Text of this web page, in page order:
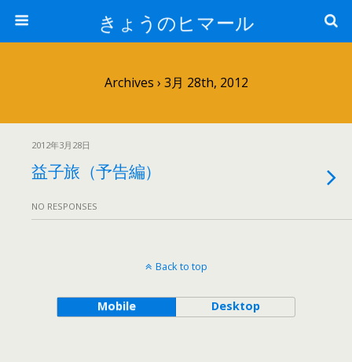
きょうのヒマール
Archives › 3月 28th, 2012
2012年3月28日
益子旅（予告編）
NO RESPONSES
Back to top
Mobile Desktop